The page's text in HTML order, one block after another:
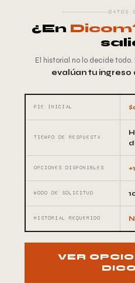
DATOS
¿En
El historial no lo decide todo.
evalúan tu ingreso
PIE INICIAL
TIEMPO DE RESPUESTA
OPCIONES DISPONIBLES
MODO DE SOLICITUD
HISTORIAL REQUERIDO
VER